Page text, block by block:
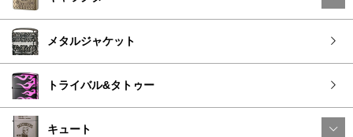
メタルジャケット
トライバル&タトゥー
キュート